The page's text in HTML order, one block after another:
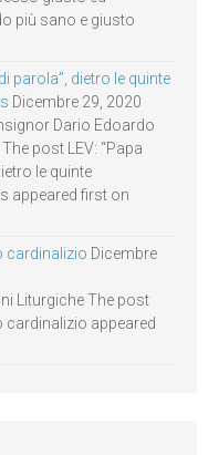
più sano e giusto
parola”, dietro le quinte
Dicembre 29, 2020
Dario Edoardo
post LEV: “Papa
le quinte
appeared first on
cardinalizio Dicembre
Liturgiche The post
cardinalizio appeared